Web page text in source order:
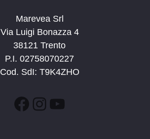
Marevea Srl
Via Luigi Bonazza 4
38121 Trento
P.I. 02758070227
Cod. SdI: T9K4ZHO
Facebook
Instagram
YouTube